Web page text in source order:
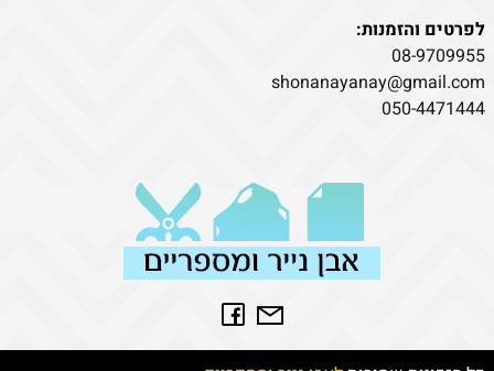
לפרטים והזמנות:
08-9709955
shonanayanay@gmail.com
050-4471444